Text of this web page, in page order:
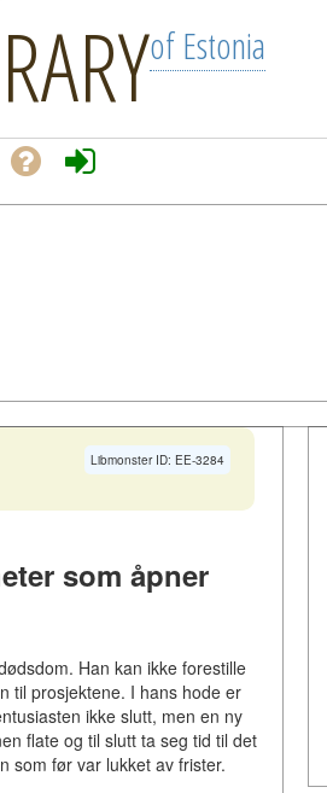
of Estonia
Libmonster ID: EE-3284
som åpner
Han kan ikke forestille
til prosjektene. I hans hode er
ikke slutt, men en ny
flate og til slutt ta seg tid til det
som før var lukket av frister.